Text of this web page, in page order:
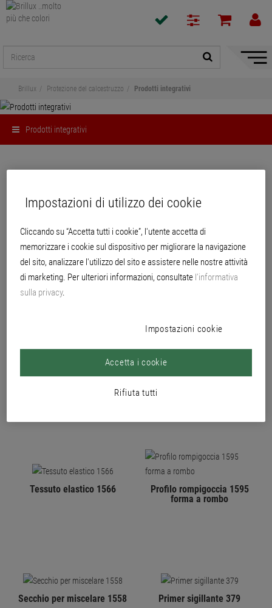
Mostra
Brillux Protezione del calcestruzzo Prodotti integrativi
Prodotti integrativi
Prodotti integrativi
PRODOTTI
Adesivo per armatura 480
Profilo rompigoccia 1595
Tessuto elastico 1566
Profilo rompigoccia 1595
forma a rombo
Secchio per miscelare 1558 Primer sigillante 379
Impostazioni di utilizzo dei cookie
Cliccando su “Accetta tutti i cookie”, l'utente accetta di
memorizzare i cookie sul dispositivo per migliorare la navigazione
del sito, analizzare l'utilizzo del sito e assistere nelle nostre attività
di marketing. Per ulteriori informazioni, consultate l’informativa
sulla privacy.
Impostazioni cookie
Rifiuta tutti
Accetta i cookie